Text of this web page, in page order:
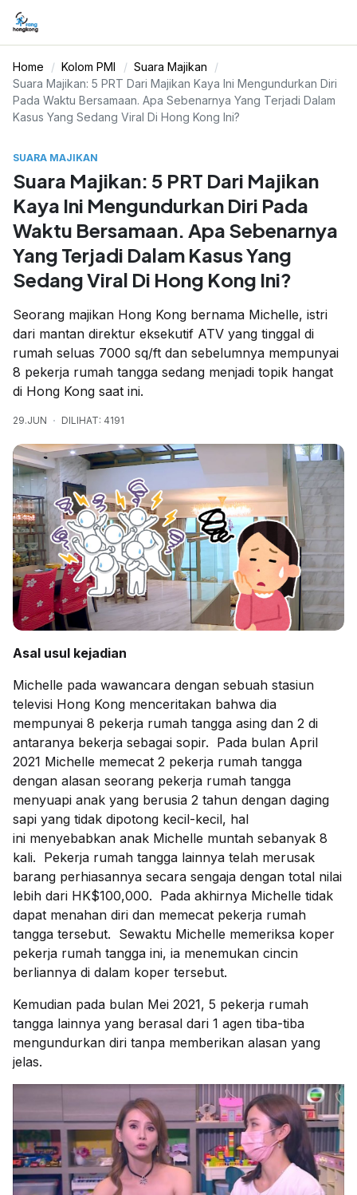
Home Kolom PMI
Suara Majikan
Suara Majikan: 5 PRT Dari Majikan Kaya Ini Mengundurkan Diri
Pada Waktu Bersamaan. Apa Sebenarnya Yang Terjadi Dalam
Kasus Yang Sedang Viral Di Hong Kong Ini?
SUARA MAJIKAN
Suara Majikan: 5 PRT Dari Majikan
Kaya Ini Mengundurkan Diri Pada
Waktu Bersamaan. Apa Sebenarnya
Yang Terjadi Dalam Kasus Yang
Sedang Viral Di Hong Kong Ini?
Seorang majikan Hong Kong bernama Michelle, istri
dari mantan direktur eksekutif ATV yang tinggal di
rumah seluas 7000 sq/ft dan sebelumnya mempunyai
8 pekerja rumah tangga sedang menjadi topik hangat
di Hong Kong saat ini.
29.JUN DILIHAT: 4191
Asal usul kejadian
Michelle pada wawancara dengan sebuah stasiun
televisi Hong Kong menceritakan bahwa dia
mempunyai 8 pekerja rumah tangga asing dan 2 di
antaranya bekerja sebagai sopir. Pada bulan April
2021 Michelle memecat 2 pekerja rumah tangga
dengan alasan seorang pekerja rumah tangga
menyuapi anak yang berusia 2 tahun dengan daging
sapi yang tidak dipotong kecil-kecil, hal
ini menyebabkan anak Michelle muntah sebanyak 8
kali. Pekerja rumah tangga lainnya telah merusak
barang perhiasannya secara sengaja dengan total nilai
lebih dari HK$100,000. Pada akhirnya Michelle tidak
dapat menahan diri dan memecat pekerja rumah
tangga tersebut. Sewaktu Michelle memeriksa koper
pekerja rumah tangga ini, ia menemukan cincin
berliannya di dalam koper tersebut.
Kemudian pada bulan Mei 2021, 5 pekerja rumah
tangga lainnya yang berasal dari 1 agen tiba-tiba
mengundurkan diri tanpa memberikan alasan yang
jelas.